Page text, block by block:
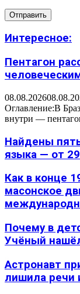
Интересное:
Пентагон
08.08.2026
Оглавление:В
внутри —
Найдены
языка — от
Как в конце
масонское
Почему в
Учёный
Астронавт
лишила речи